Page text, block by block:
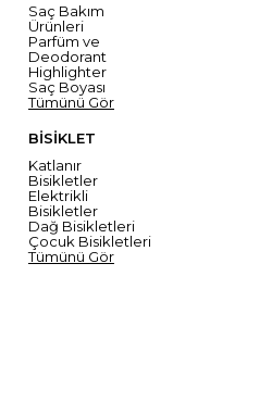
Saç Bakım
Ürünleri
Parfüm ve
Deodorant
Highlighter
Saç Boyası
Tümünü Gör
BİSİKLET
Katlanır
Bisikletler
Elektrikli
Bisikletler
Dağ Bisikletleri
Çocuk Bisikletleri
Tümünü Gör